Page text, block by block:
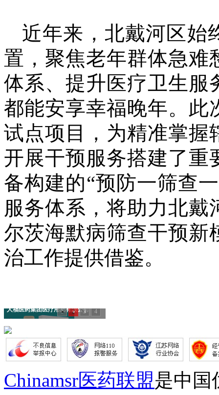
近年来，北戴河区始
置，聚焦老年群体急难
体系、提升医疗卫生服
都能安享幸福晚年。此
试点项目，为精准掌握
开展干预服务搭建了重
备构建的“预防一筛查
服务体系，将助力北戴
尔茨海默病筛查干预新
治工作提供借鉴。
人福医药集团医疗用品有限公司
1 2 3 4
Chinamsr医药联盟是中国